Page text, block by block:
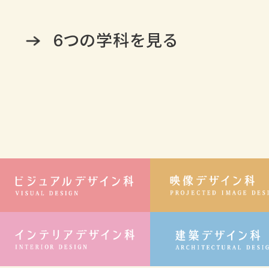
6つの学科を見る
ビジュアルデザイ
インテリアデザイ